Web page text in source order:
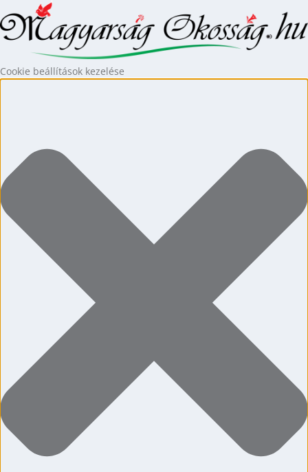
Cookie beállítások kezelése